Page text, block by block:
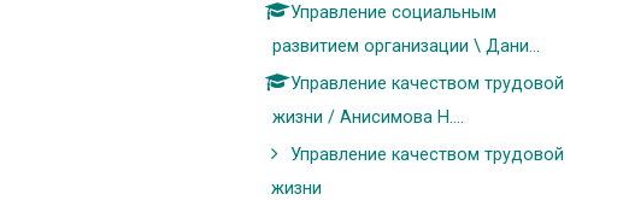
Управление социальным
развитием организации \ Дани...
Управление качеством трудовой
жизни / Анисимова Н....
Управление качеством трудовой
жизни